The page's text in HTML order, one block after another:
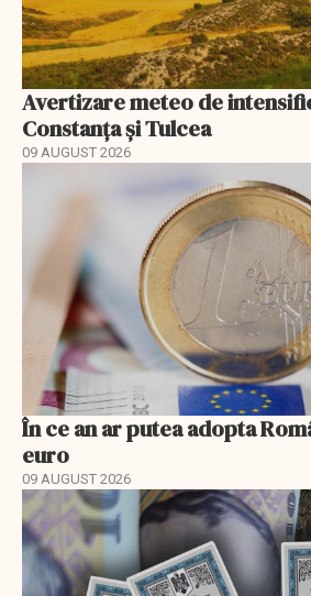
Avertizare meteo de
Constanța și Tulcea
09 AUGUST 2026
În ce an ar putea adopta
euro
09 AUGUST 2026